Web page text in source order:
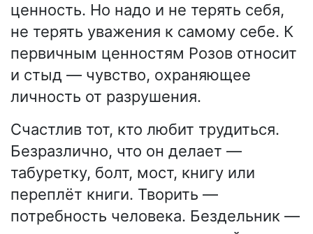
ценность. Но надо и не терять себя,
не терять уважения к самому себе. К
первичным ценностям Розов относит
и стыд — чувство, охраняющее
личность от разрушения.
Счастлив тот, кто любит трудиться.
Безразлично, что он делает —
табуретку, болт, мост, книгу или
переплёт книги. Творить —
потребность человека. Бездельник —